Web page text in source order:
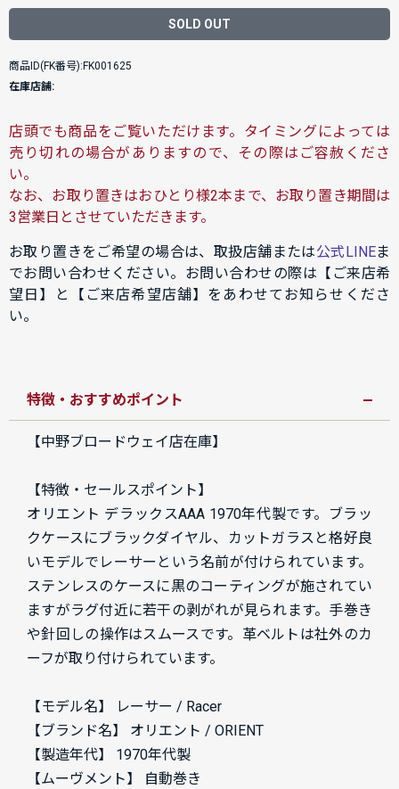
SOLD OUT
商品ID(FK番号):FK001625
在庫店舗:
店頭でも商品をご覧いただけます。タイミングによっては
売り切れの場合がありますので、その際はご容赦くださ
い。
なお、お取り置きはおひとり様2本まで、お取り置き期間は
3営業日とさせていただきます。
お取り置きをご希望の場合は、取扱店舗または公式LINEま
でお問い合わせください。お問い合わせの際は【ご来店希
望日】と【ご来店希望店舗】をあわせてお知らせくださ
い。
特徴・おすすめポイント
【中野ブロードウェイ店在庫】
【特徴・セールスポイント】
オリエント デラックスAAA 1970年代製です。ブラッ
クケースにブラックダイヤル、カットガラスと格好良
いモデルでレーサーという名前が付けられています。
ステンレスのケースに黒のコーティングが施されてい
ますがラグ付近に若干の剥がれが見られます。手巻き
や針回しの操作はスムースです。革ベルトは社外のカ
ーフが取り付けられています。
【モデル名】 レーサー / Racer
【ブランド名】 オリエント / ORIENT
【製造年代】 1970年代製
【ムーヴメント】 自動巻き